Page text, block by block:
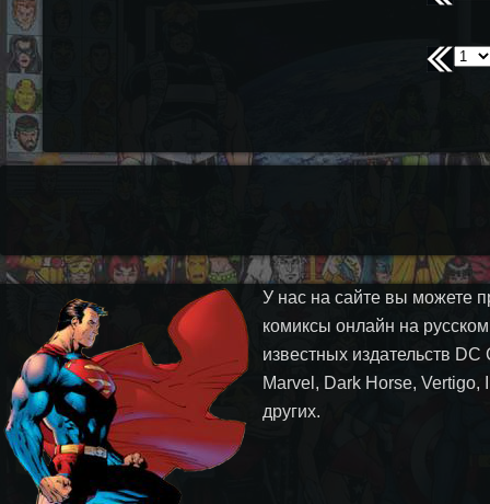
У нас на сайте вы можете
комиксы онлайн на
известных издательств DC
Marvel, Dark Horse, Vertigo,
других.